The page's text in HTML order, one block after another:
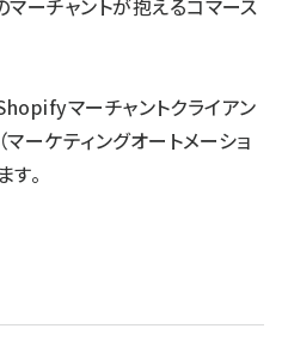
ーチャントが抱えるコマース
マーチャントクライアン
ーケティングオートメーショ
す。